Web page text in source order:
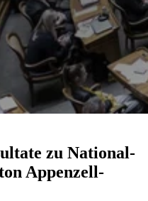
zu National-
Appenzell-